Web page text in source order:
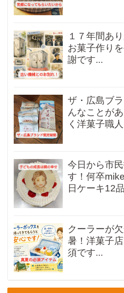
１７年間あ
お菓子作り
謝です...
ザ・広島ブ
んなことが
く洋菓子職
今日から市
す！何卒
日ケーキ12
クーラーが
暑！洋菓子
須です...